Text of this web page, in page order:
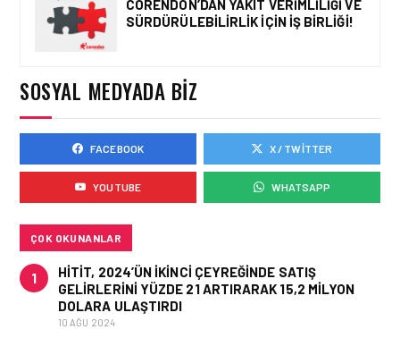
HAVAALANI • 05 AĞU 2026
ISG’NIN TERMINAL
MEMURLARINDAN CAN
KURTARAN HAMLE
CORENDON’DAN YAKIT VERIMLILIĞI VE
SÜRDÜRÜLEBILIRLIK IÇIN İŞ BIRLIĞI!
SOSYAL MEDYADA BIZ
FACEBOOK X / TWITTER
YOUTUBE WHATSAPP
ÇOK OKUNANLAR
1
HITIT, 2024’ÜN IKINCI ÇEYREĞINDE SATIŞ
GELIRLERINI YÜZDE 21 ARTIRARAK 15,2 MILYON
DOLARA ULAŞTIRDI
10 AĞU 2024